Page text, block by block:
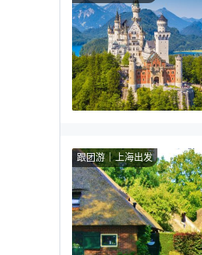
跟团游 上海出发